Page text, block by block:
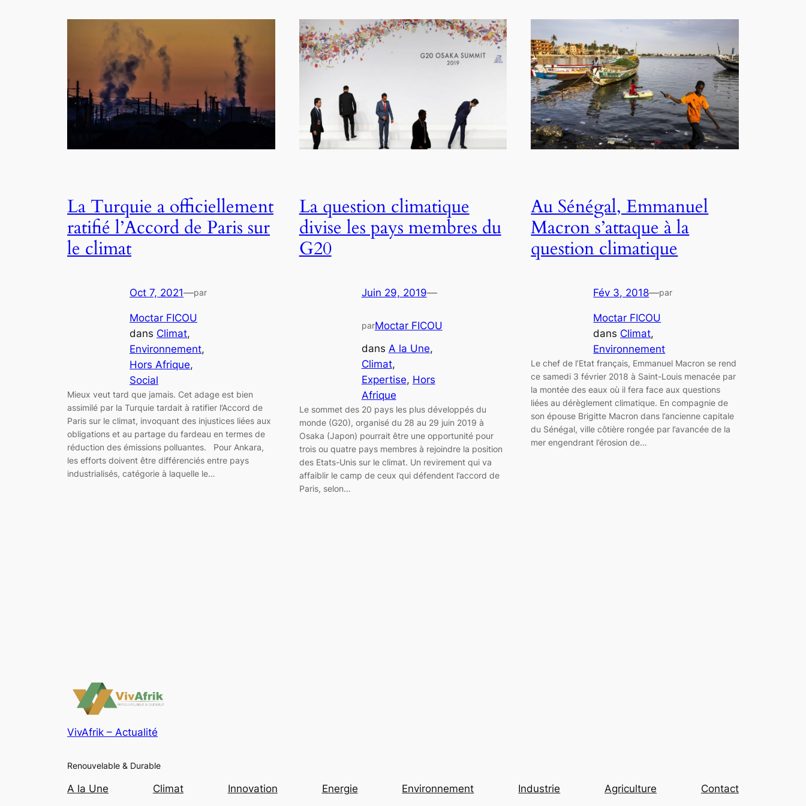
La Turquie a officiellement
ratifié l’Accord de Paris sur
le climat
Oct 7, 2021—par
Moctar FICOU
dans Climat
Environnement
Hors Afrique
Social
Mieux veut tard que jamais. Cet adage est bien
assimilé par la Turquie tardait à ratifier l’Accord de
Paris sur le climat, invoquant des injustices liées aux
obligations et au partage du fardeau en termes de
réduction des émissions polluantes. Pour Ankara,
les efforts doivent être différenciés entre pays
industrialisés, catégorie à laquelle le…
La question climatique
divise les pays membres du
G20
Juin 29, 2019—
parMoctar FICOU
dans A la Une
Climat
Expertise, Hors
Afrique
Le sommet des 20 pays les plus développés du
monde (G20), organisé du 28 au 29 juin 2019 à
Osaka (Japon) pourrait être une opportunité pour
trois ou quatre pays membres à rejoindre la position
des Etats-Unis sur le climat. Un revirement qui va
affaiblir le camp de ceux qui défendent l’accord de
Paris, selon…
Au Sénégal, Emmanuel
Macron s’attaque à la
question climatique
Fév 3, 2018—par
Moctar FICOU
dans Climat
Environnement
Le chef de l’Etat français, Emmanuel Macron se rend
ce samedi 3 février 2018 à Saint-Louis menacée par
la montée des eaux où il fera face aux questions
liées au dérèglement climatique. En compagnie de
son épouse Brigitte Macron dans l’ancienne capitale
du Sénégal, ville côtière rongée par l’avancée de la
mer engendrant l’érosion de…
VivAfrik – Actualité
Renouvelable & Durable
A la Une Climat Innovation Energie Environnement Industrie Agriculture Contact